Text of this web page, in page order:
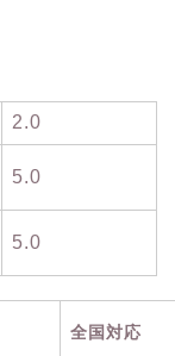
2.0
5.0
5.0
全国対応